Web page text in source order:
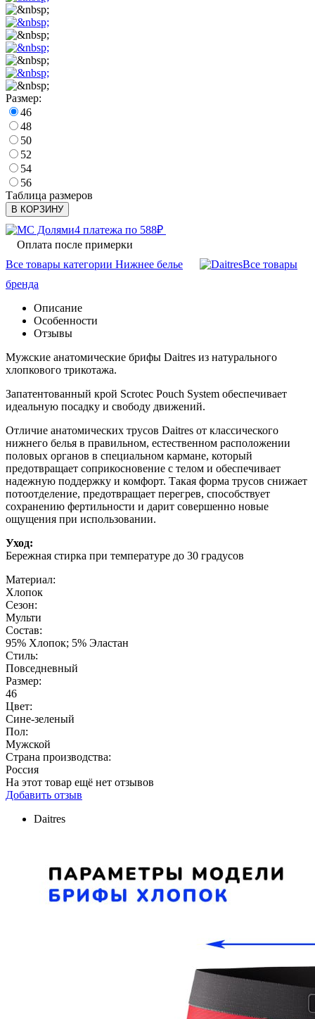
Размер:
46
48
50
52
54
56
Таблица размеров
В КОРЗИНУ
4 платежа по 588₽
Оплата после примерки
Все товары категории Нижнее белье
Все товары
бренда
Описание
Особенности
Отзывы
Мужские анатомические брифы Daitres из натурального
хлопкового трикотажа.
Запатентованный крой Scrotec Pouch System обеспечивает
идеальную посадку и свободу движений.
Отличие анатомических трусов Daitres от классического
нижнего белья в правильном, естественном расположении
половых органов в специальном кармане, который
предотвращает соприкосновение с телом и обеспечивает
надежную поддержку и комфорт. Такая форма трусов снижает
потоотделение, предотвращает перегрев, способствует
сохранению фертильности и дарит совершенно новые
ощущения при использовании.
Уход:
Бережная стирка при температуре до 30 градусов
Материал:
Хлопок
Сезон:
Мульти
Состав:
95% Хлопок; 5% Эластан
Стиль:
Повседневный
Размер:
46
Цвет:
Сине-зеленый
Пол:
Мужской
Страна производства:
Россия
На этот товар ещё нет отзывов
Добавить отзыв
Daitres